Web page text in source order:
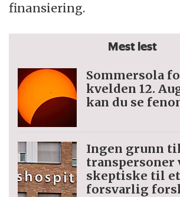
finansiering.
Mest lest
Sommersola
kvelden 12.
kan du se
Ingen grunn
skeptiske til
forsvarlig